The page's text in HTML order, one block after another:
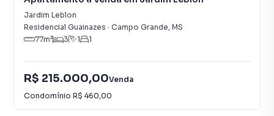
Jardim Leblon
Residencial Guainazes · Campo Grande, MS
77m² 3 1 1
R$ 215.000,00Venda
Condomínio R$ 460,00